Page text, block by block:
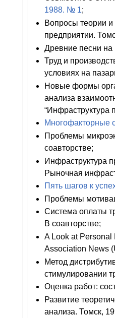
1988. № 1;
Вопросы теории и
предприятии.
Древние песни
Труд и
условиях на
Новые формы
анализа
“Инфраструктура
Многофакторные
Проблемы
соавторстве;
Инфраструктура
Рыночная
Пять шагов к
Проблемы
Система оплаты
В соавторстве;
A Look at
Association News
Метод
стимулировании
Оценка работ:
Развитие
анализа. Томск,